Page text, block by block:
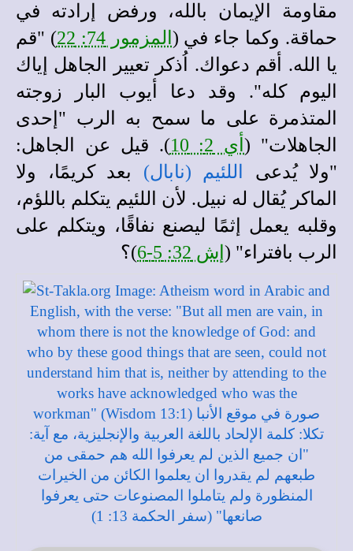
مقاومة الإيمان بالله، ورفض إرادته في
حماقة. وكما جاء في ( المزمور 74: 22
) "قم
يا الله. أقم دعواك. اُذكر تعيير الجاهل إياك
اليوم كله". وقد دعا أيوب البار زوجته
المتذمرة على ما سمح به الرب "إحدى
الجاهلات" (أي 2: 10
). قيل عن الجاهل:
"ولا يُدعى
اللئيم (نابال) بعد كريمًا، ولا
الماكر يُقال له نبيل. لأن اللئيم يتكلم باللؤم،
وقلبه يعمل إثمًا ليصنع نفاقًا، ويتكلم على
الرب بافتراء" ( إش 32: 5-6 )؟